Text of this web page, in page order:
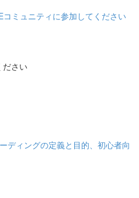
コミュニティに参加してください
ださい
ディングの定義と目的、初心者向